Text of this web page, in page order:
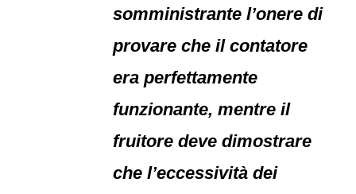
somministrante l’onere di
provare che il contatore
era perfettamente
funzionante, mentre il
fruitore deve dimostrare
che l’eccessività dei